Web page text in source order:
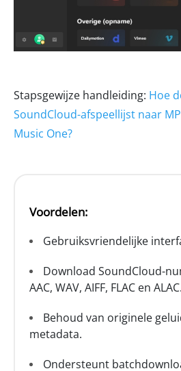
Stapsgewijze handleiding: Hoe
SoundCloud-afspeellijst naar
Music One?
Voordelen:
Gebruiksvriendelijke
Download SoundCloud-
AAC, WAV, AIFF, FLAC en ALAC.
Behoud van originele
metadata.
Ondersteunt